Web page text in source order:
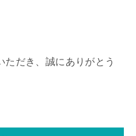
ただき、誠にありがとう